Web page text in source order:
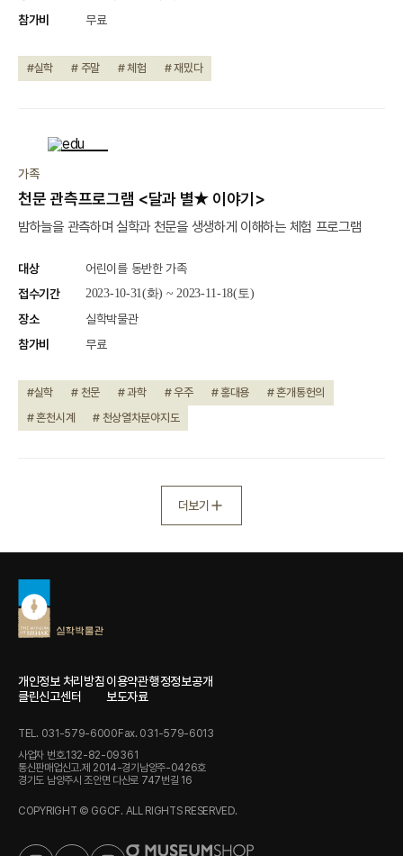
참가비
무료
#실학 # 주말 # 체험 # 재밌다
가족
천문 관측프로그램 <달과 별★ 이야기>
밤하늘을 관측하며 실학과 천문을 생생하게 이해하는 체험 프로그램
대상
어린이를 동반한 가족
접수기간
2023-10-31(화) ~ 2023-11-18(토)
장소
실학박물관
참가비
무료
#실학 # 천문 # 과학 # 우주 # 홍대용
# 혼개통헌의
# 혼천시계
# 천상열차분야지도
더보기
개인정보 처리방침이용약관행정정보공개
클린신고센터
보도자료
TEL. 031-579-6000Fax. 031-579-6013
사업자 번호.132-82-09361
통신판매업신고.제 2014-경기남양주-0426호
경기도 남양주시 조안면 다산로 747번길 16
COPYRIGHT © GGCF. ALL RIGHTS RESERVED.